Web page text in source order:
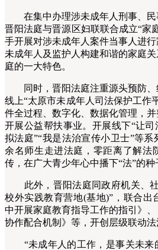
在集中办理涉未成年人刑事、民
晋阳法庭与晋源区妇联联合成立“家
手开展对涉未成年人案件当事人进
未成年人及监护人构建和谐的家庭
庭的一大特色。
同时，晋阳法庭注重源头预防、
线上“太原市未成年人司法保护工作
件全过程、数字化、数据化管理，
开展公益帮扶事业。开展线下“让司
拟法庭”“我是法治宣传小卫士”等
余名师生走进法庭，零距离了解法
传，在广大青少年心中播下“法”的种
此外，晋阳法庭同政府机关、社
校外实践教育营地(基地)”，联合出
中开展家庭教育指导工作的指引》
协作配合机制》等，开创层级联动法
“未成年人的工作，是事关未来